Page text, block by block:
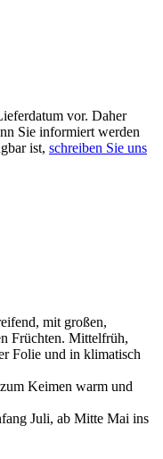
vor. Daher
Sie informiert werden
ist, schreiben Sie uns
mit großen,
Früchten. Mittelfrüh,
Folie und in klimatisch
Keimen warm und
Juli, ab Mitte Mai ins